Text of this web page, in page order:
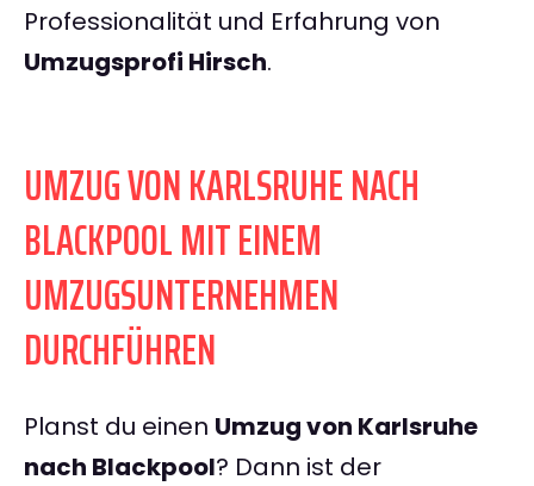
Professionalität und Erfahrung von
Umzugsprofi Hirsch.
UMZUG VON KARLSRUHE NACH
BLACKPOOL MIT EINEM
UMZUGSUNTERNEHMEN
DURCHFÜHREN
Planst du einen Umzug von Karlsruhe
nach Blackpool? Dann ist der